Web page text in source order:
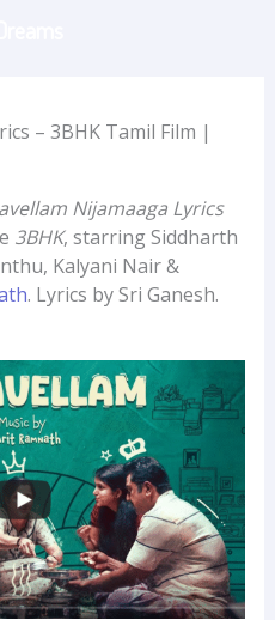
– 3BHK Tamil Film |
Nijamaaga Lyrics
3BHK, starring Siddharth
Kalyani Nair &
. Lyrics by Sri Ganesh.